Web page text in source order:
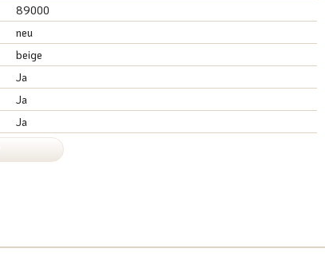
89000
neu
beige
Ja
Ja
Ja